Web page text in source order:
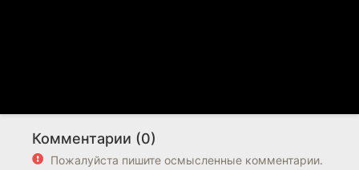
Комментарии (0)
Пожалуйста пишите осмысленные комментарии.